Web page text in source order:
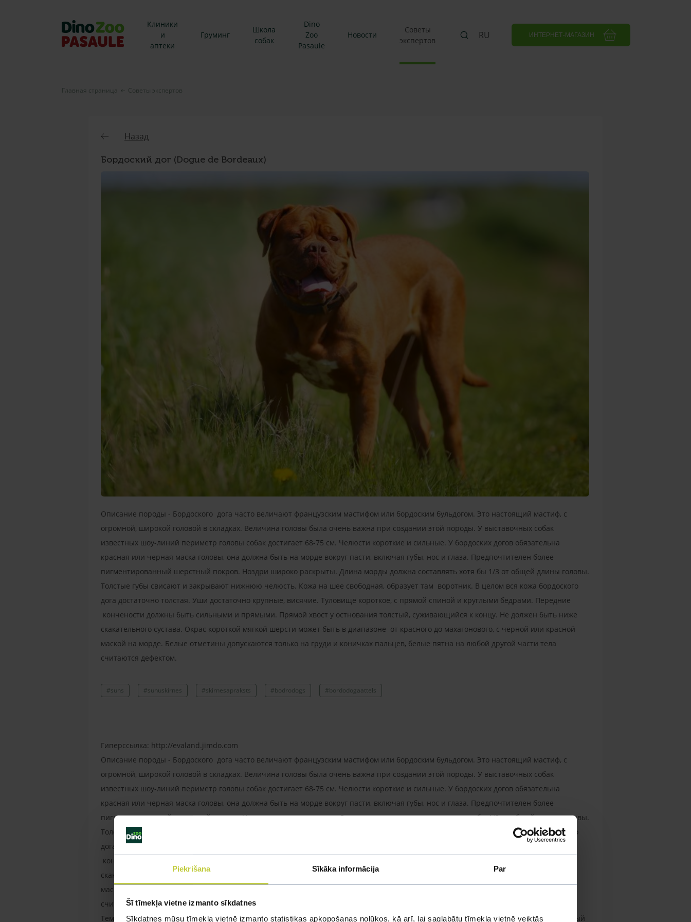
Piekrišana Sīkāka informācija Par
Šī tīmekļa vietne izmanto sīkdatnes
Sīkdatnes mūsu tīmekļa vietnē izmanto statistikas apkopošanas nolūkos, kā arī, lai saglabātu tīmekļa vietnē veiktās
Клиники
и
аптеки
Груминг
Школа
собак
Dino
Zoo
Pasaule
Новости
Советы
экспертов
RU ИНТЕРНЕТ-МАГАЗИН
Главная страница Советы экспертов
Назад
Бордоский дог (Dogue de Bordeaux)
Описание породы - Бордоского дога часто величают французским мастифом или бордоским бульдогом. Это настоящий мастиф, с
огромной, широкой головой в складках. Величина головы была очень важна при создании этой породы. У выставочных собак
известных шоу-линий периметр головы собак достигает 68-75 cм. Челюсти короткие и сильные. У бордоских догов обязательна
красная или черная маска головы, она должна быть на морде вокруг пасти, включая губы, нос и глаза. Предпочтителен более
пигментированный шерстный покров. Ноздри широко раскрыты. Длина морды должна составлять хотя бы 1/3 от общей длины головы.
Толстые губы свисают и закрывают нижнюю челюсть. Кожа на шее свободная, образует там воротник. В целом вся кожа бордоского
дога достаточно толстая. Уши достаточно крупные, висячие. Туловище короткое, с прямой спиной и круглыми бедрами. Передние
кончености должны быть сильными и прямыми. Прямой хвост у остнования толстый, суживающийся к концу. Не должен быть ниже
скакательного сустава. Окрас короткой мягкой шерсти может быть в диапазоне от красного до махагонового, с черной или красной
маской на морде. Белые отметины допускаются только на груди и коничках пальцев, белые пятна на любой другой части тела
считаются дефектом.
#suns #sunuskirnes #skirnesapraksts #bodrodogs #bordodogaattels
Гиперссылка: http://evaland.jimdo.com
Описание породы - Бордоского дога часто величают французским мастифом или бордоским бульдогом. Это настоящий мастиф, с
огромной, широкой головой в складках. Величина головы была очень важна при создании этой породы. У выставочных собак
известных шоу-линий периметр головы собак достигает 68-75 cм. Челюсти короткие и сильные. У бордоских догов обязательна
красная или черная маска головы, она должна быть на морде вокруг пасти, включая губы, нос и глаза. Предпочтителен более
пигментированный шерстный покров. Ноздри широко раскрыты. Длина морды должна составлять хотя бы 1/3 от общей длины головы.
Толстые губы свисают и закрывают нижнюю челюсть. Кожа на шее свободная, образует там воротник. В целом вся кожа бордоского
дога достаточно толстая. Уши достаточно крупные, висячие. Туловище короткое, с прямой спиной и круглыми бедрами. Передние
кончености должны быть сильными и прямыми. Прямой хвост у остнования толстый, суживающийся к концу. Не должен быть ниже
скакательного сустава. Окрас короткой мягкой шерсти может быть в диапазоне от красного до махагонового, с черной или красной
маской на морде. Белые отметины допускаются только на груди и коничках пальцев, белые пятна на любой другой части тела
считаются дефектом.
Темперамент - На протяжении долгих годов работы с породой, заводчикам удалось укротить первоначально суровый и безжалостный